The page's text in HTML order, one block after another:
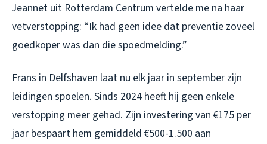
Jeannet uit Rotterdam Centrum vertelde me na haar
vetverstopping: “Ik had geen idee dat preventie zoveel
goedkoper was dan die spoedmelding.”
Frans in Delfshaven laat nu elk jaar in september zijn
leidingen spoelen. Sinds 2024 heeft hij geen enkele
verstopping meer gehad. Zijn investering van €175 per
jaar bespaart hem gemiddeld €500-1.500 aan